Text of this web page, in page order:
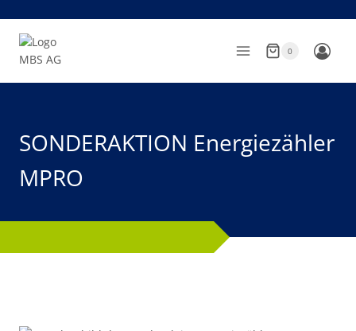
springen
0
SONDERAKTION Energiezähler
MPRO